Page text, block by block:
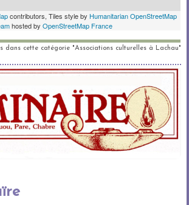
dans cette catégorie "Associations culturelles à Lachau"